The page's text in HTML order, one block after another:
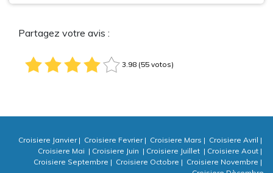
Partagez votre avis :
3.98 (55 votos)
Croisiere Janvier| Croisiere Fevrier| Croisiere Mars | Croisiere Avril |
Croisiere Mai | Croisiere Juin | Croisiere Juillet | Croisiere Aout |
Croisiere Septembre | Croisiere Octobre | Croisiere Novembre |